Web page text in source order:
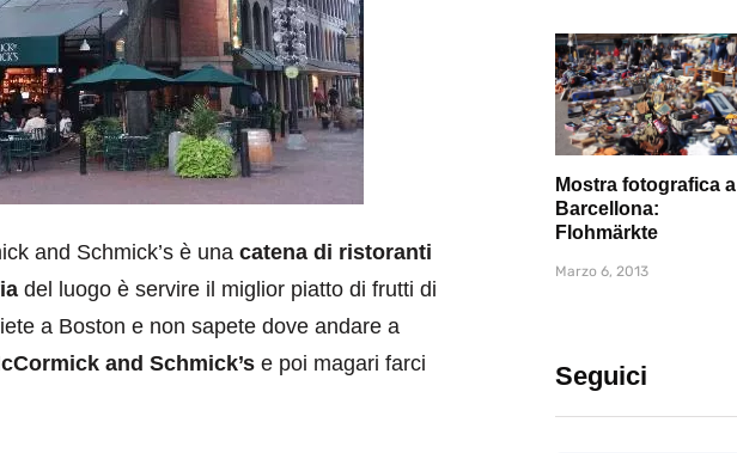
and Schmick’s è una catena di ristoranti
del luogo è servire il miglior piatto di frutti di
a Boston e non sapete dove andare a
and Schmick’s e poi magari farci
Mostra fotografica a
Barcellona:
Flohmärkte
Marzo 6, 2013
Seguici